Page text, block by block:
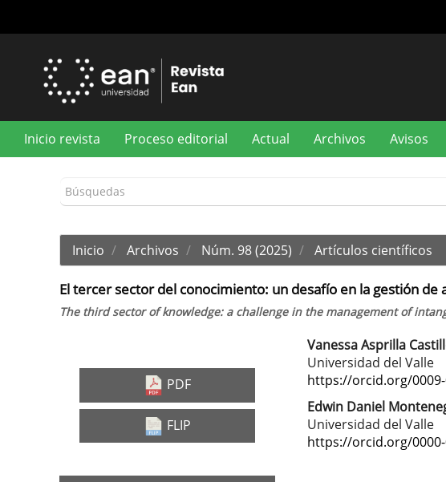
principal
Inicio revista Proceso editorial Actual Archivos Avisos
Inicio Archivos Núm. 98 (2025) Artículos científicos
El tercer sector del conocimiento: un desafío en la gestión de
The third sector of knowledge: a challenge in the management of
Barra
del
artículo
PDF
FLIP
Contenido
principal
del
artículo
Vanessa Asprilla
Universidad del Valle
https://orcid.org/0009-
Edwin Daniel
Universidad del Valle
https://orcid.org/0000-